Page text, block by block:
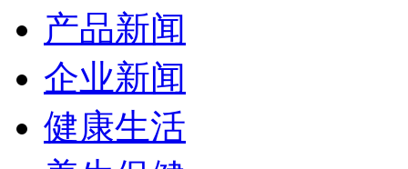
产品新闻
企业新闻
健康生活